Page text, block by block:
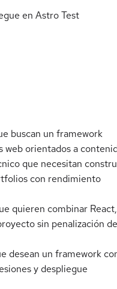
en AstroTest
buscan un framework
web orientados a
que necesitan
con rendimiento
quieren combinar React,
sin penalización de
desean un framework
y despliegue